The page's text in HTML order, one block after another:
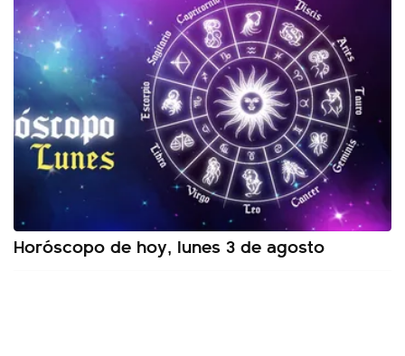
Horóscopo de hoy, lunes 3 de agosto